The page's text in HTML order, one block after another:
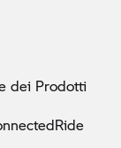
dei Prodotti